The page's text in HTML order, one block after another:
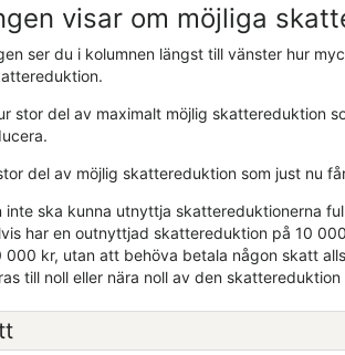
visar om möjliga
ser du i kolumnen längst till vänster hur
stor del av maximalt möjlig skattereduktion
del av möjlig skattereduktion som just nu
inte ska kunna utnyttja skattereduktionerna
har en outnyttjad skattereduktion på 10
kr, utan att behöva betala någon skatt
till noll eller nära noll av den